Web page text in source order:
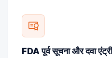
FDA पूर्व सूचना और दवा एंट्री